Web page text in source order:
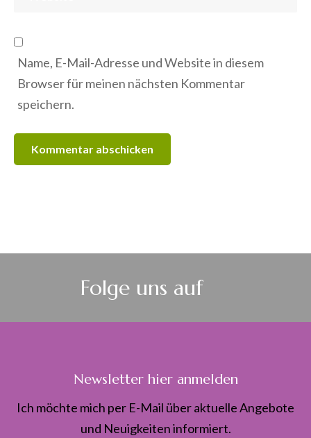
Name, E-Mail-Adresse und Website in diesem
Browser für meinen nächsten Kommentar
speichern.
Folge uns auf
Newsletter hier anmelden
Ich möchte mich per E-Mail über aktuelle Angebote
und Neuigkeiten informiert.